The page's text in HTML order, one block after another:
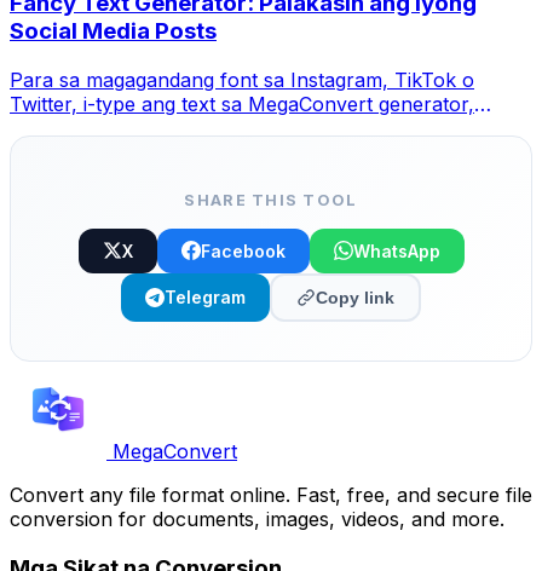
Social Media Posts
Para sa magagandang font sa Instagram, TikTok o
Twitter, i-type ang text sa MegaConvert generator,
SHARE THIS TOOL
X Facebook WhatsApp
Telegram Copy link
MegaConvert
Convert any file format online. Fast, free, and secure file
conversion for documents, images, videos, and more.